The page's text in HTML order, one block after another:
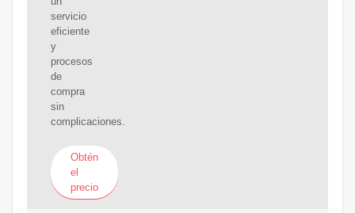
servicio
eficiente
y
procesos
de
compra
sin
complicaciones.
Obtén
el
precio